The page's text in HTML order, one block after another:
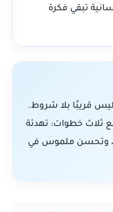
تبقي فكرة
قريبًا بلا شروط.
ثلاث خطوات: تهدئة
وتحسن ملموس في